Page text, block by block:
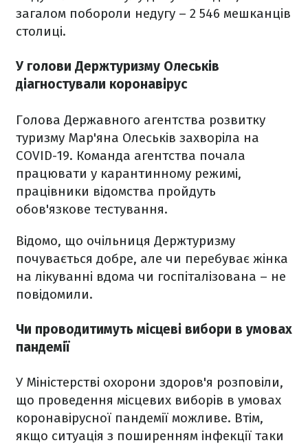
загалом побороли недугу – 2 546 мешканців
столиці.
У голови Держтуризму Олеськів
діагностували коронавірус
Голова Державного агентства розвитку
туризму Мар'яна Олеськів захворіла на
COVID-19. Команда агентства почала
працювати у карантинному режимі,
працівники відомства пройдуть
обов'язкове тестування.
Відомо, що очільниця Держтуризму
почувається добре, але чи перебуває жінка
на лікуванні вдома чи госпіталізована – не
повідомили.
Чи проводитимуть місцеві вибори в умовах
пандемії
У Міністерстві охорони здоров'я розповіли,
що проведення місцевих виборів в умовах
коронавірусної пандемії можливе. Втім,
якщо ситуація з поширенням інфекції таки